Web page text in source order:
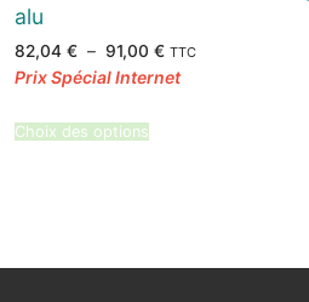
alu
82,04 € – 91,00 €Plage
prix :
TTC
Choix des options